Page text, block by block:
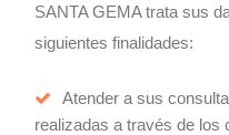
SANTA GEMA trata sus
siguientes finalidades:
Atender a sus
realizadas a través de los